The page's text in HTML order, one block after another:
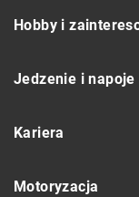
Hobby i
Jedzenie i napoje
Kariera
Motoryzacja